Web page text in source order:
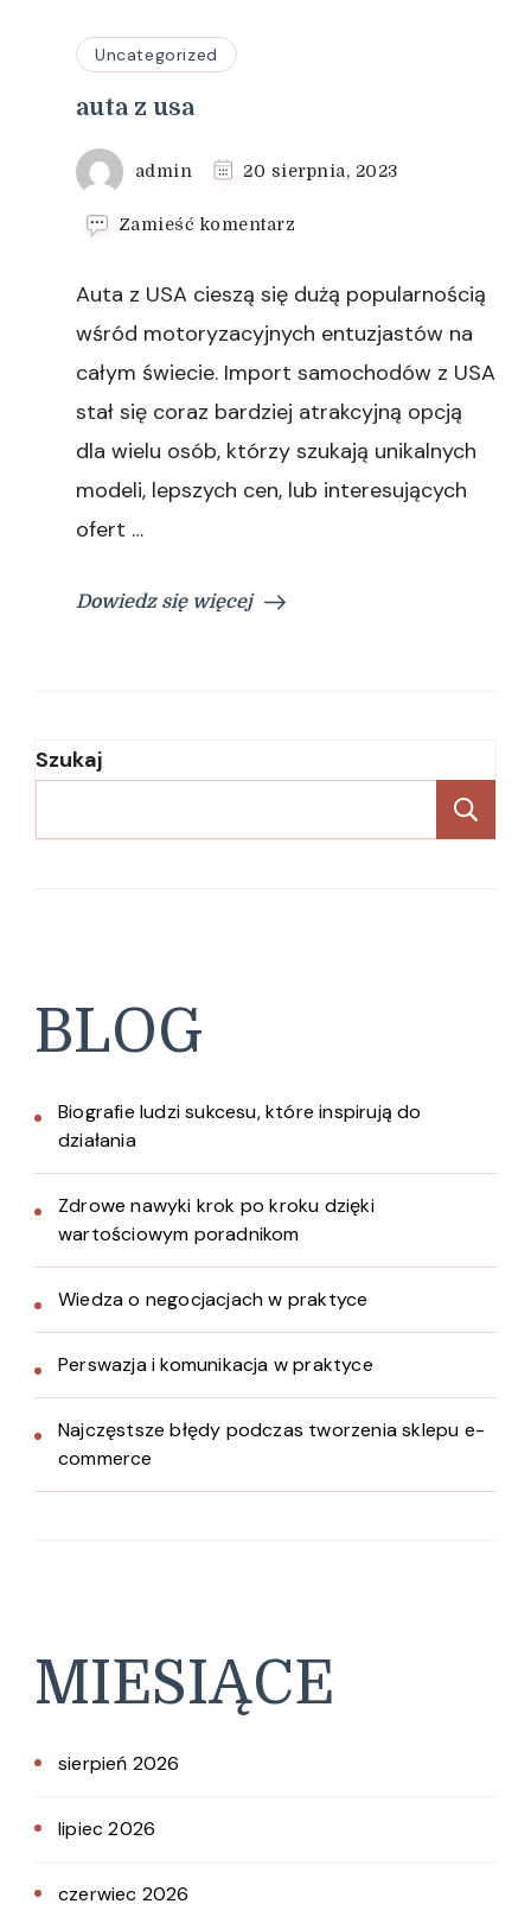
Uncategorized
auta z usa
admin 20 sierpnia, 2023
Zamieść komentarz
z
usa
Auta z USA cieszą się dużą popularnością
wśród motoryzacyjnych entuzjastów na
całym świecie. Import samochodów z USA
stał się coraz bardziej atrakcyjną opcją
dla wielu osób, którzy szukają unikalnych
modeli, lepszych cen, lub interesujących
ofert …
Dowiedz się więcej
Szukaj
BLOG
Biografie ludzi sukcesu, które inspirują do
działania
Zdrowe nawyki krok po kroku dzięki
wartościowym poradnikom
Wiedza o negocjacjach w praktyce
Perswazja i komunikacja w praktyce
Najczęstsze błędy podczas tworzenia sklepu e-
commerce
MIESIĄCE
sierpień 2026
lipiec 2026
czerwiec 2026